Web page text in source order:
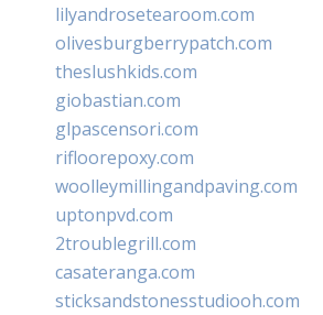
lilyandrosetearoom.com
olivesburgberrypatch.com
theslushkids.com
giobastian.com
glpascensori.com
rifloorepoxy.com
woolleymillingandpaving.com
uptonpvd.com
2troublegrill.com
casateranga.com
sticksandstonesstudiooh.com